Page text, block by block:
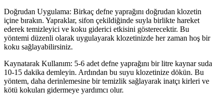
Doğrudan Uygulama: Birkaç defne yaprağını doğrudan klozetin
içine bırakın. Yapraklar, sifon çekildiğinde suyla birlikte hareket
ederek temizleyici ve koku giderici etkisini gösterecektir. Bu
yöntemi düzenli olarak uygulayarak klozetinizde her zaman hoş bir
koku sağlayabilirsiniz.
Kaynatarak Kullanım: 5-6 adet defne yaprağını bir litre kaynar suda
10-15 dakika demleyin. Ardından bu suyu klozetinize dökün. Bu
yöntem, daha derinlemesine bir temizlik sağlayarak inatçı kirleri ve
kötü kokuları gidermeye yardımcı olur.